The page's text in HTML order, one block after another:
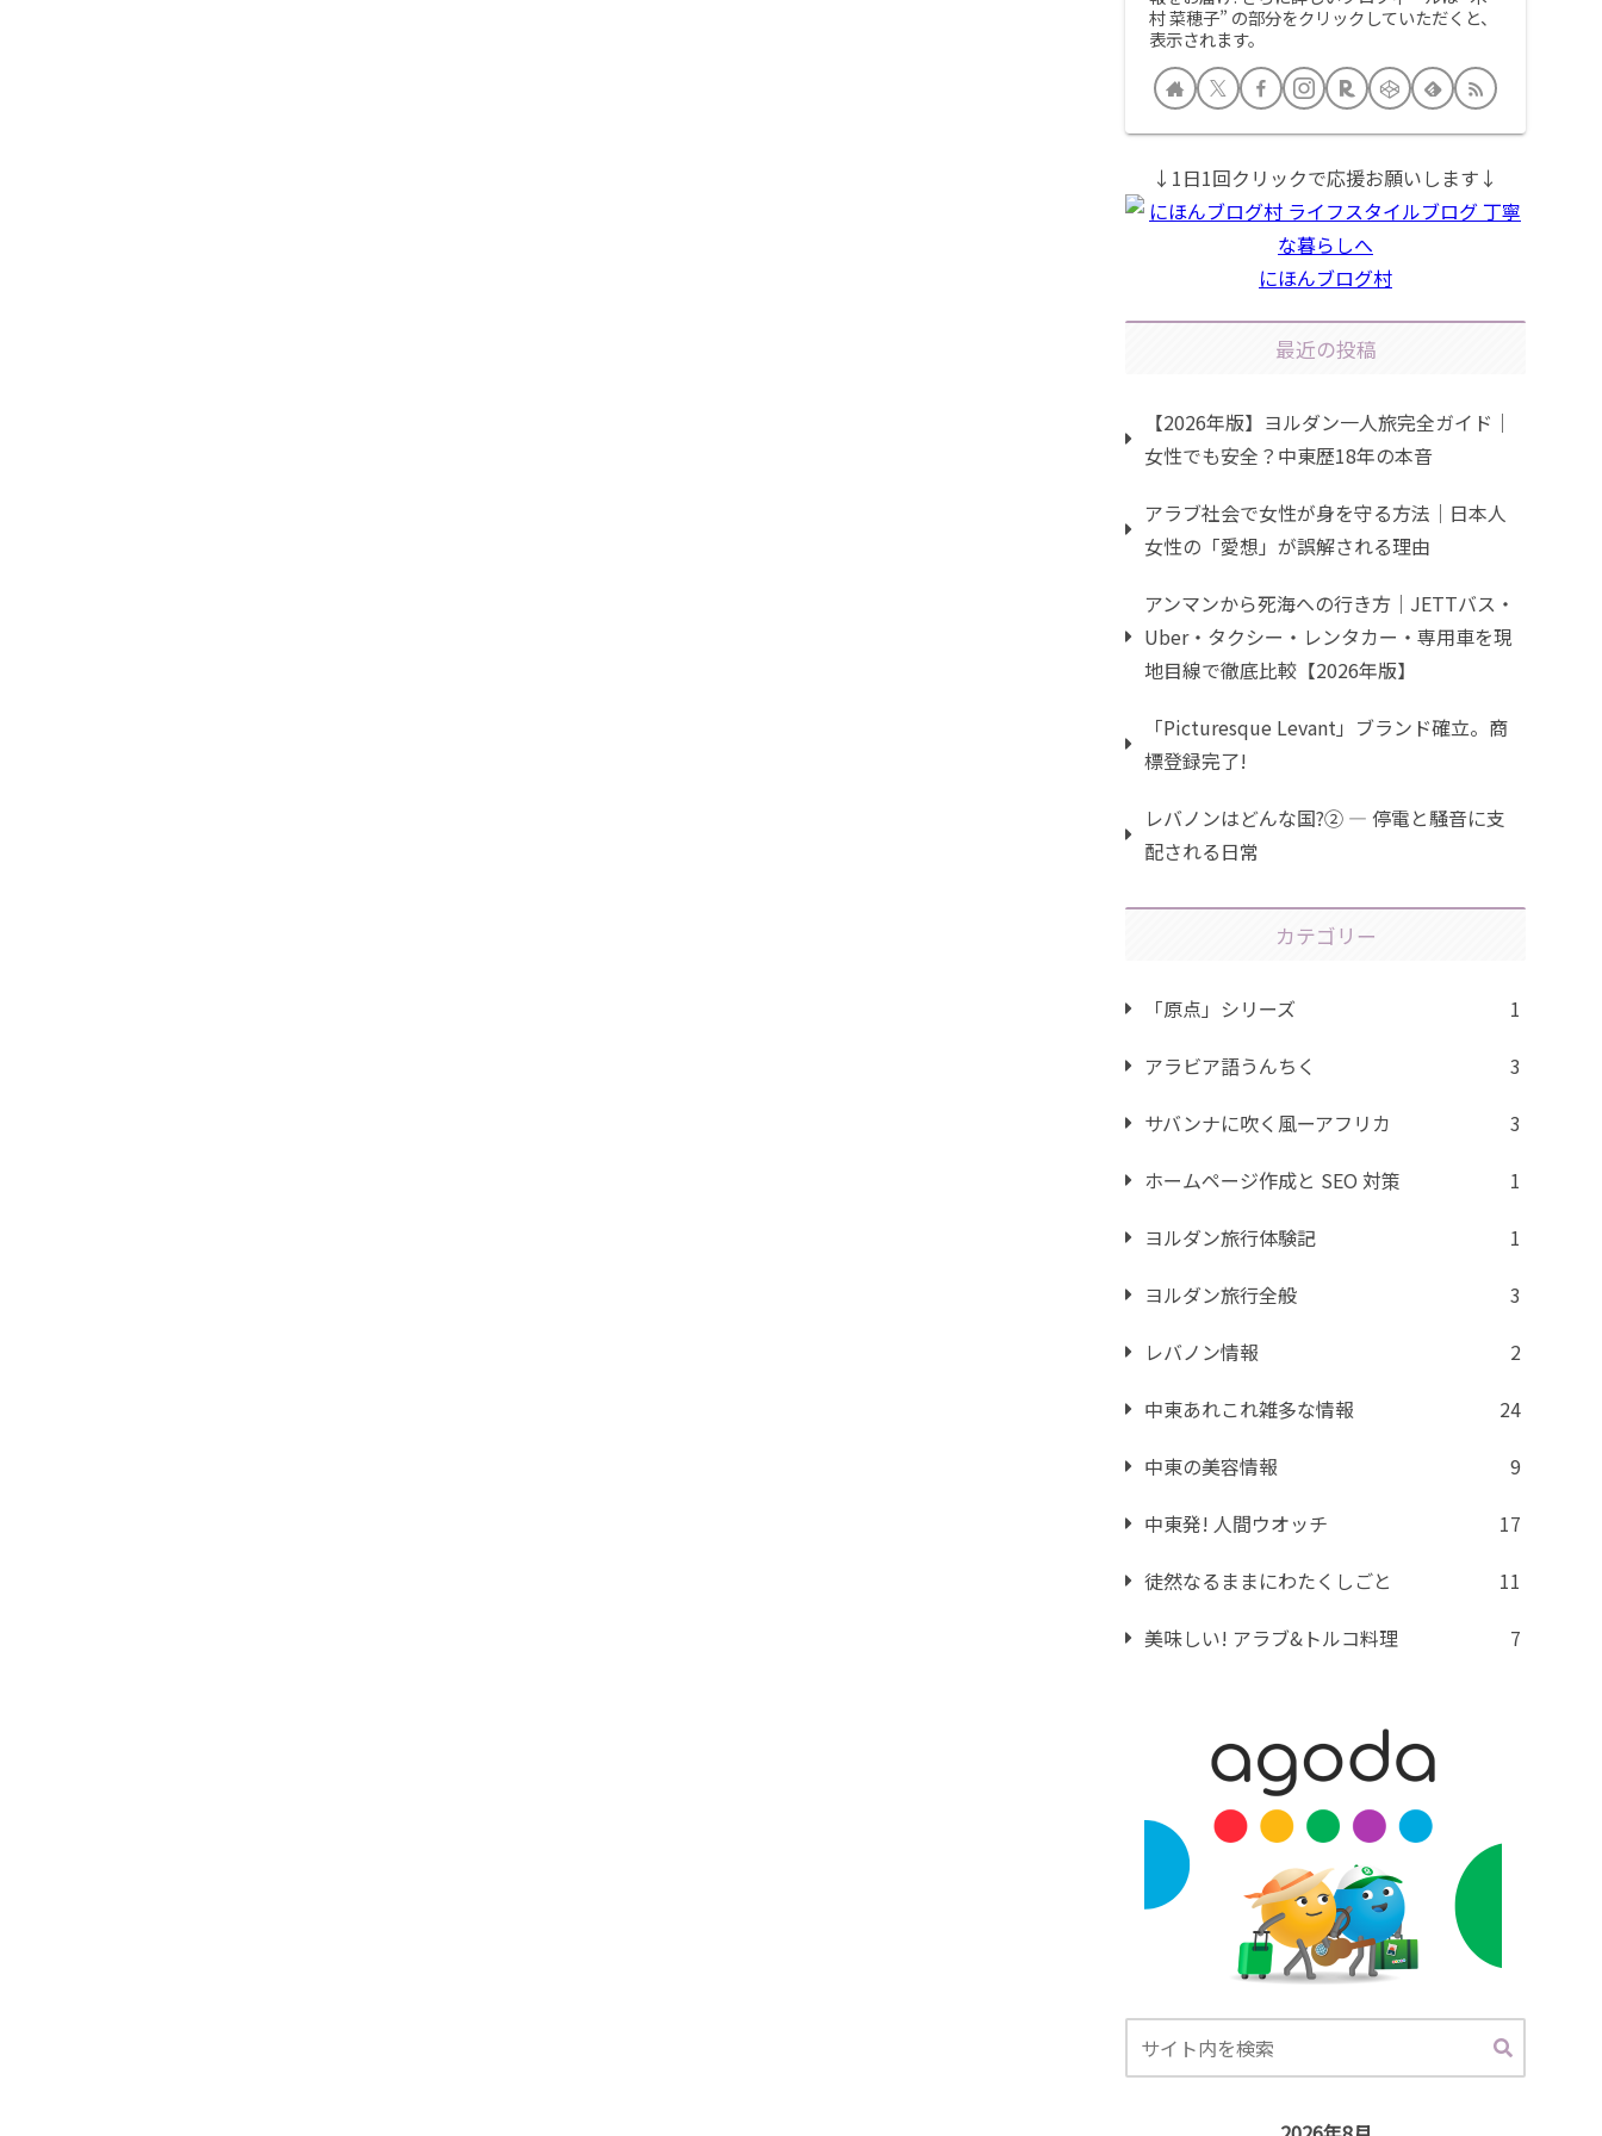
村 菜穂子” の部分をクリックしていただくと、
表示されます。
↓1日1回クリックで応援お願いします↓
にほんブログ村
最近の投稿
【2026年版】ヨルダン一人旅完全ガイド｜
女性でも安全？中東歴18年の本音
アラブ社会で女性が身を守る方法｜日本人
女性の「愛想」が誤解される理由
アンマンから死海への行き方｜JETTバス・
Uber・タクシー・レンタカー・専用車を現
地目線で徹底比較【2026年版】
「Picturesque Levant」ブランド確立。商
標登録完了!
レバノンはどんな国?② ― 停電と騒音に支
配される日常
カテゴリー
「原点」シリーズ
1
アラビア語うんちく
3
サバンナに吹く風ーアフリカ
3
ホームページ作成と SEO 対策
1
ヨルダン旅行体験記
1
ヨルダン旅行全般
3
レバノン情報
2
中東あれこれ雑多な情報
24
中東の美容情報
9
中東発! 人間ウオッチ
17
徒然なるままにわたくしごと
11
美味しい! アラブ&トルコ料理
7